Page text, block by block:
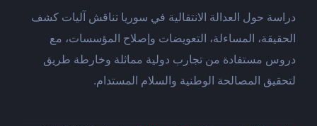
دراسة حول العدالة الانتقالية في سوريا تناقش آليات كشف
الحقيقة، المساءلة، التعويضات وإصلاح المؤسسات، مع
دروس مستفادة من تجارب دولية مماثلة وخارطة طريق
لتحقيق المصالحة الوطنية والسلام المستدام.